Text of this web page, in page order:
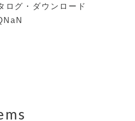
グ・ダウンロード